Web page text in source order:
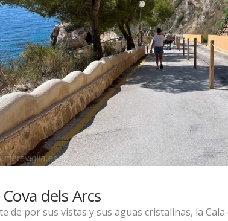
dels Arcs
de por sus vistas y sus aguas cristalinas, la